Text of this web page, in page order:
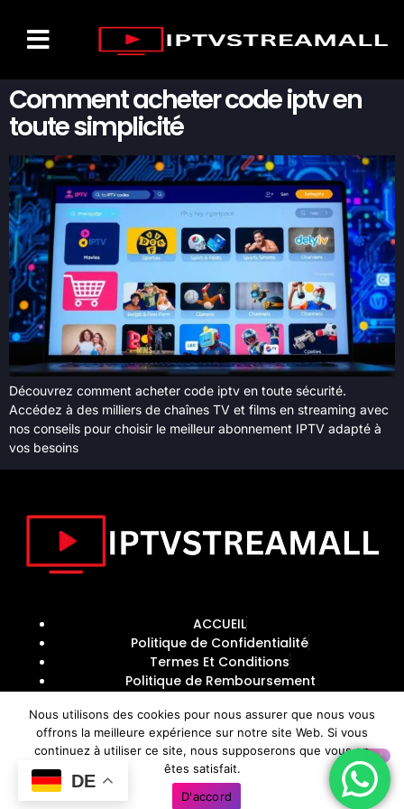
Comment acheter code iptv en
toute simplicité
Découvrez comment acheter code iptv en toute sécurité.
Accédez à des milliers de chaînes TV et films en streaming avec
nos conseils pour choisir le meilleur abonnement IPTV adapté à
vos besoins
ACCUEIL
Politique de Confidentialité
Termes Et Conditions
Politique de Remboursement
Copyright © 2024 IPTVSTREAMALL , Alle Rechte vorbehalten.
DE
Nous utilisons des cookies pour nous assurer que nous vous
offrons la meilleure expérience sur notre site Web. Si vous
continuez à utiliser ce site, nous supposerons que vous en
êtes satisfait.
D'accord
Optimized by Seraphinite Accelerator